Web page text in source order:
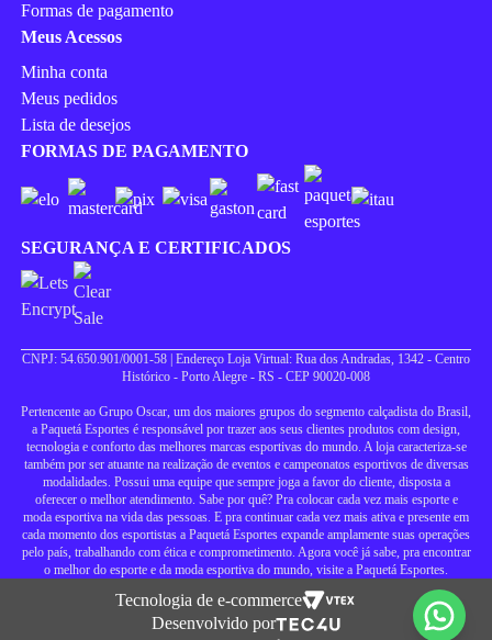
Formas de pagamento
Meus Acessos
Minha conta
Meus pedidos
Lista de desejos
FORMAS DE PAGAMENTO
SEGURANÇA E CERTIFICADOS
CNPJ: 54.650.901/0001-58 | Endereço Loja Virtual: Rua dos Andradas, 1342 - Centro
Histórico - Porto Alegre - RS - CEP 90020-008
Pertencente ao Grupo Oscar, um dos maiores grupos do segmento calçadista do Brasil,
a Paquetá Esportes é responsável por trazer aos seus clientes produtos com design,
tecnologia e conforto das melhores marcas esportivas do mundo. A loja caracteriza-se
também por ser atuante na realização de eventos e campeonatos esportivos de diversas
modalidades. Possui uma equipe que sempre joga a favor do cliente, disposta a
oferecer o melhor atendimento. Sabe por quê? Pra colocar cada vez mais esporte e
moda esportiva na vida das pessoas. E pra continuar cada vez mais ativa e presente em
cada momento dos esportistas a Paquetá Esportes expande amplamente suas operações
pelo país, trabalhando com ética e comprometimento. Agora você já sabe, pra encontrar
o melhor do esporte e da moda esportiva do mundo, visite a Paquetá Esportes.
Tecnologia de e-commerce
Desenvolvido por